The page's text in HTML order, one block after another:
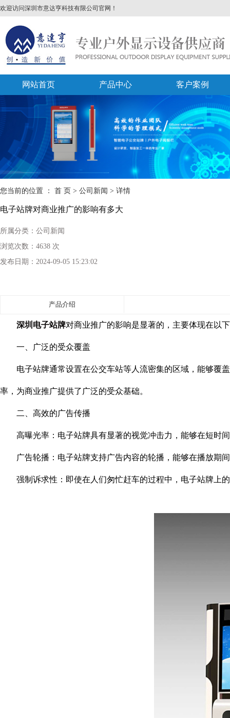
欢迎访问深圳市意达亨科技有限公司官网！
网站首页 产品中心 客户案例
您当前的位置 ： 首 页 > 公司新闻 > 详情
电子站牌对商业推广的影响有多大
所属分类： 公司新闻
浏览次数： 4638 次
发布日期： 2024-09-05 15:23:02
产品介绍
深圳电子站牌对商业推广的影响是显著的，主要体现在以
一、广泛的受众覆盖
电子站牌通常设置在公交车站等人流密集的区域，能够覆盖
率，为商业推广提供了广泛的受众基础。
二、高效的广告传播
高曝光率：电子站牌具有显著的视觉冲击力，能够在短时间
广告轮播：电子站牌支持广告内容的轮播，能够在播放期间
强制诉求性：即使在人们匆忙赶车的过程中，电子站牌上的